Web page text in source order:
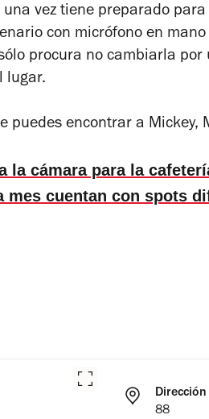
una vez tiene preparado
con micrófono en
procura no cambiarla
lugar.
puedes encontrar a Mickey,
la cámara para la
mes cuentan con spots
Dirección
88